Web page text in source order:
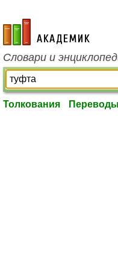
academic.ru
Словари и
Толкования Переводы